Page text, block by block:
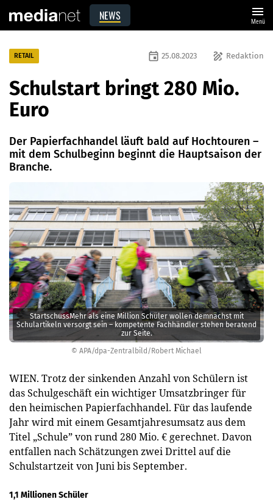
NEWS menu
Menü
© APA/dpa-Zentralbild/Robert Michael
StartschussMehr als eine Million Schüler wollen demnächst mit
Schulartikeln versorgt sein – kompetente Fachhändler stehen beratend
zur Seite.
RETAIL draw Redaktion
event 25.08.2023
Schulstart bringt 280 Mio.
Euro
Der Papierfachhandel läuft bald auf Hochtouren –
mit dem Schulbeginn beginnt die Hauptsaison der
Branche.
WIEN. Trotz der sinkenden Anzahl von Schülern ist
das Schulgeschäft ein wichtiger Umsatzbringer für
den heimischen Papierfachhandel. Für das laufende
Jahr wird mit einem Gesamtjahresumsatz aus dem
Titel „Schule” von rund 280 Mio. € gerechnet. Davon
entfallen nach Schätzungen zwei Drittel auf die
Schulstartzeit von Juni bis September.
1,1 Millionen Schüler